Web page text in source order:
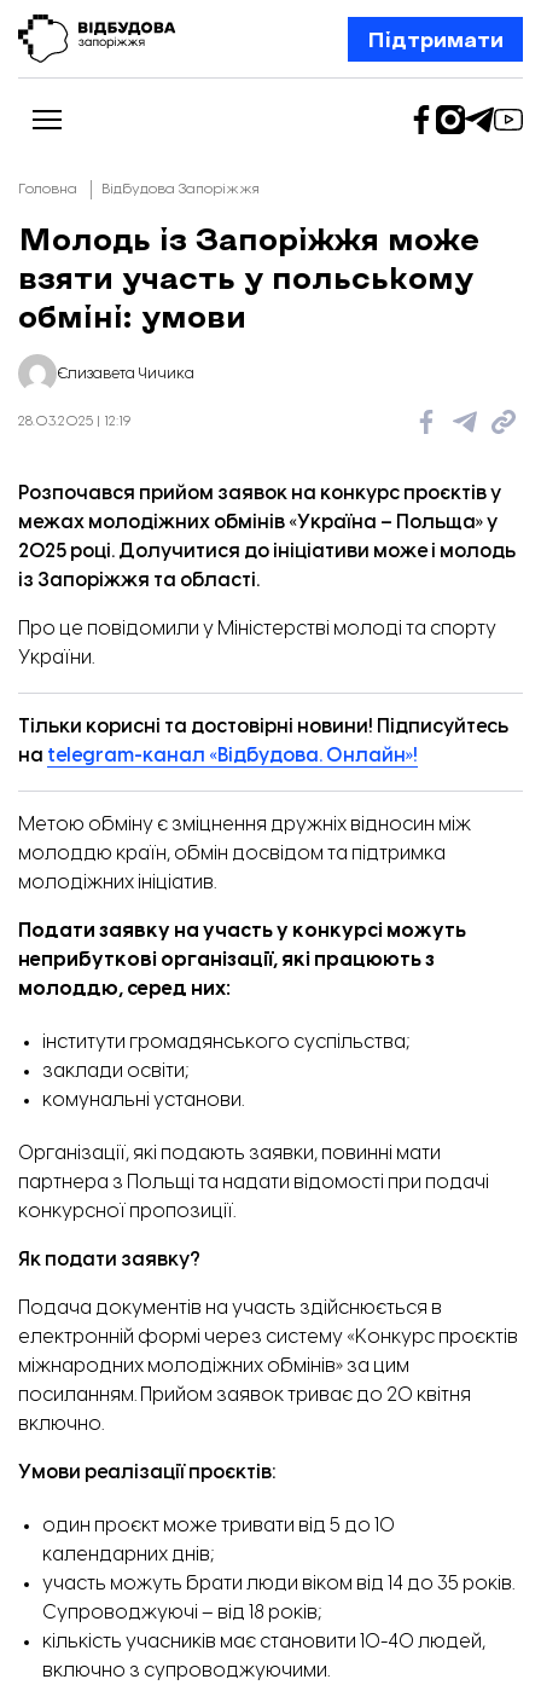
Підтримати
Новини
Відбудова Запоріжжя
Ексклюзив
Шлях додому
Відбудова. Життя
Про нас
Головна Відбудова Запоріжжя
Молодь із Запоріжжя може
взяти участь у польському
обміні: умови
Єлизавета Чичика
28.03.2025 | 12:19
Розпочався прийом заявок на конкурс проєктів у
межах молодіжних обмінів «Україна – Польща» у
2025 році. Долучитися до ініціативи може і молодь
із Запоріжжя та області.
Про це повідомили у Міністерстві молоді та спорту
України.
Тільки корисні та достовірні новини! Підписуйтесь
на telegram-канал «Відбудова. Онлайн»!
Метою обміну є зміцнення дружніх відносин між
молоддю країн, обмін досвідом та підтримка
молодіжних ініціатив.
Подати заявку на участь у конкурсі можуть
неприбуткові організації, які працюють з
молоддю, серед них:
інститути громадянського суспільства;
заклади освіти;
комунальні установи.
Організації, які подають заявки, повинні мати
партнера з Польщі та надати відомості при подачі
конкурсної пропозиції.
Як подати заявку?
Подача документів на участь здійснюється в
електронній формі через систему «Конкурс проєктів
міжнародних молодіжних обмінів» за цим
посиланням. Прийом заявок триває до 20 квітня
включно.
Умови реалізації проєктів:
один проєкт може тривати від 5 до 10
календарних днів;
участь можуть брати люди віком від 14 до 35 років.
Супроводжуючі – від 18 років;
кількість учасників має становити 10-40 людей,
включно з супроводжуючими.